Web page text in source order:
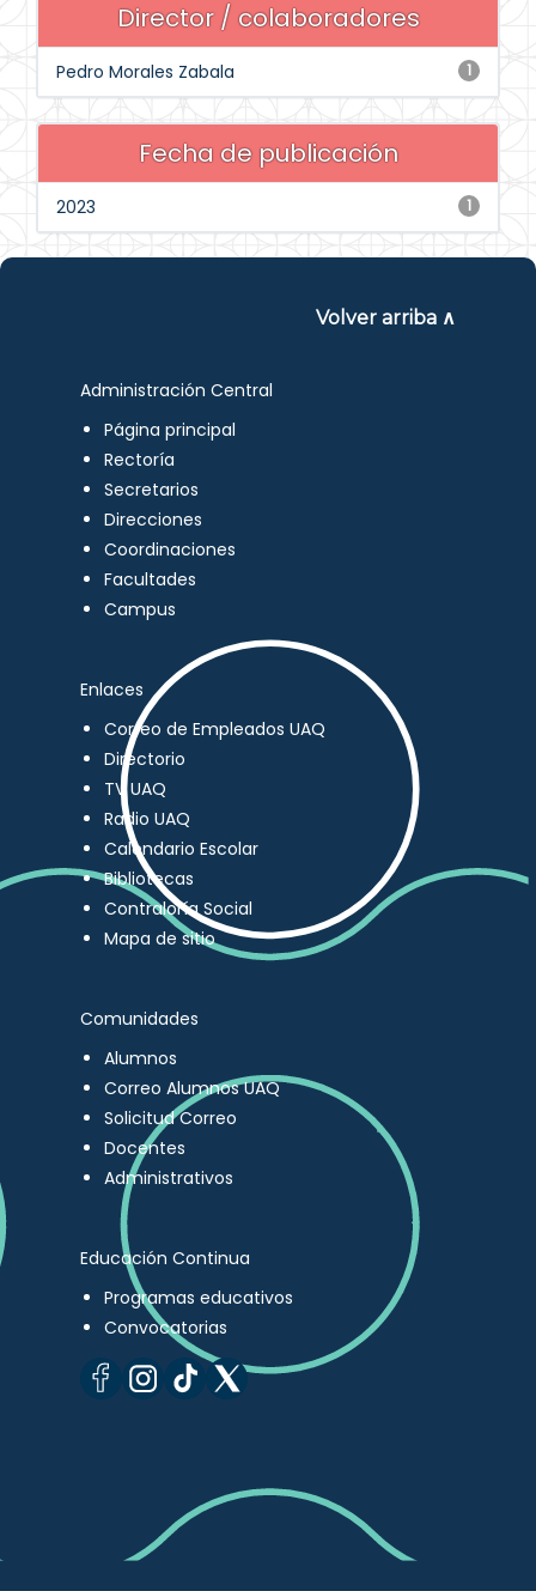
Director / colaboradores
1
Pedro Morales Zabala
Fecha de publicación
1
2023
Volver arriba ∧
Administración Central
Página principal
Rectoría
Secretarios
Direcciones
Coordinaciones
Facultades
Campus
Enlaces
Correo de Empleados UAQ
Directorio
TV UAQ
Radio UAQ
Calendario Escolar
Bibliotecas
Contraloría Social
Mapa de sitio
Comunidades
Alumnos
Correo Alumnos UAQ
Solicitud Correo
Docentes
Administrativos
Educación Continua
Programas educativos
Convocatorias